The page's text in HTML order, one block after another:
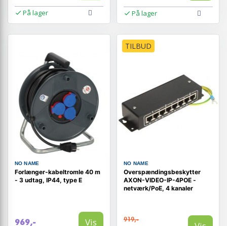
På lager På lager
NO NAME
Forlænger-kabeltromle 40 m
- 3 udtag, IP44, type E
969,- Vis
TILBUD
NO NAME
Overspændingsbeskytter
AXON-VIDEO-IP-4POE -
netværk/PoE, 4 kanaler
919,-